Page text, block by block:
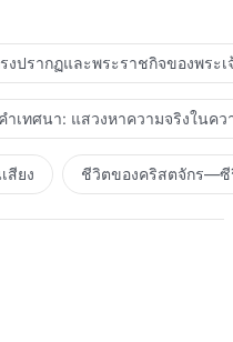
งปรากฏและพระราชกิจของพระเ
ำเทศนา: แสวงหาความจริงในคว
สียง ชีวิตของคริสตจักร—ซี